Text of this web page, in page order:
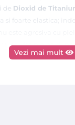
de Dioxid de
si foarte elastica;
nu se irita pielea dupa
ceara.
Vezi mai mult